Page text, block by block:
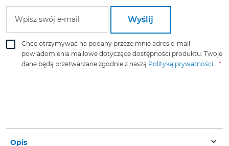
Chcę otrzymywać na podany przeze mnie adres e-mail
powiadomienia mailowe dotyczące dostępności produktu. Twoje
dane będą przetwarzane zgodnie z naszą Polityką prywatności..
Opis